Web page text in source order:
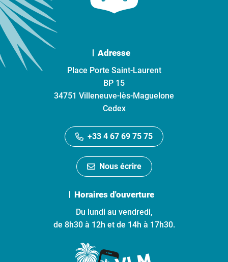
Adresse
Place Porte Saint-Laurent
BP 15
34751 Villeneuve-lès-Maguelone
Cedex
+33 4 67 69 75 75
Nous écrire
Horaires d'ouverture
Du lundi au vendredi,
de 8h30 à 12h et de 14h à 17h30.